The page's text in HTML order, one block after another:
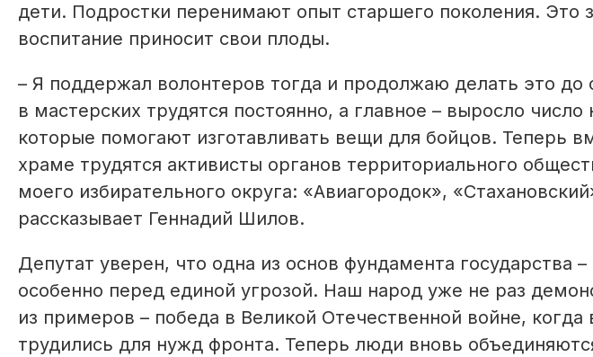
дети. Подростки перенимают опыт старшего поколения. Это
воспитание приносит свои плоды.
– Я поддержал волонтеров тогда и продолжаю делать это
в мастерских трудятся постоянно, а главное – выросло
которые помогают изготавливать вещи для бойцов. Теперь
храме трудятся активисты органов территориального
моего избирательного округа: «Авиагородок»,
рассказывает Геннадий Шилов.
Депутат уверен, что одна из основ фундамента государства
особенно перед единой угрозой. Наш народ уже не раз
из примеров – победа в Великой Отечественной вой­не,
трудились для нужд фронта. Теперь люди вновь